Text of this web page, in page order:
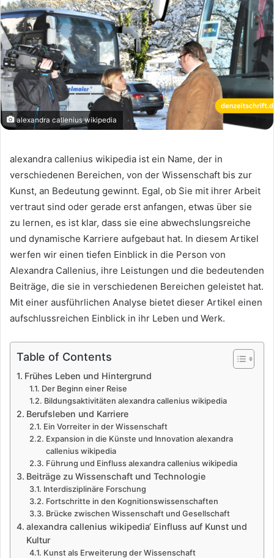
alexandra callenius wikipedia
alexandra callenius wikipedia ist ein Name, der in
verschiedenen Bereichen, von der Wissenschaft bis zur
Kunst, an Bedeutung gewinnt. Egal, ob Sie mit ihrer Arbeit
vertraut sind oder gerade erst anfangen, etwas über sie
zu lernen, es ist klar, dass sie eine abwechslungsreiche
und dynamische Karriere aufgebaut hat. In diesem Artikel
werfen wir einen tiefen Einblick in die Person von
Alexandra Callenius, ihre Leistungen und die bedeutenden
Beiträge, die sie in verschiedenen Bereichen geleistet hat.
Mit einer ausführlichen Analyse bietet dieser Artikel einen
aufschlussreichen Einblick in ihr Leben und Werk.
Table of Contents
Frühes Leben und Hintergrund
Der Beginn einer Reise
Bildungsaktivitäten alexandra callenius wikipedia
Berufsleben und Karriere
Ein Vorreiter in der Wissenschaft
Expansion in die Künste und Innovation alexandra
callenius wikipedia
Führung und Einfluss alexandra callenius wikipedia
Beiträge zu Wissenschaft und Technologie
Interdisziplinäre Forschung
Fortschritte in den Kognitionswissenschaften
Brücke zwischen Wissenschaft und Gesellschaft
alexandra callenius wikipedia‘ Einfluss auf Kunst und
Kultur
Kunst als Erweiterung der Wissenschaft